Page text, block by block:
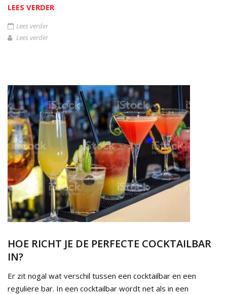
LEES VERDER
Lees verder
Lees verder
HOE RICHT JE DE PERFECTE COCKTAILBAR
IN?
Er zit nogal wat verschil tussen een cocktailbar en een
reguliere bar. In een cocktailbar wordt net als in een